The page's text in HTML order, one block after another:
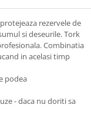
rezervele de
si deseurile. Tork
Combinatia
in acelasi timp
podea
- daca nu doriti sa